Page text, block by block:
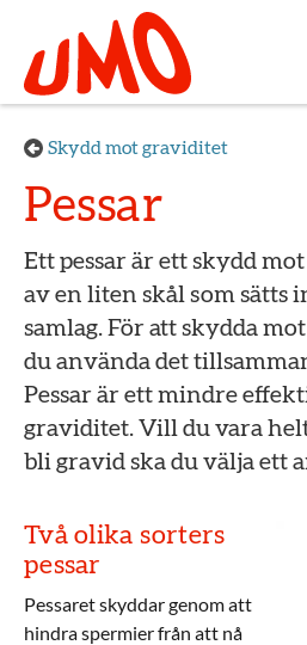
Till startsidan för Umo
Skydd mot graviditet
Pessar
Ett pessar är ett skydd
av en liten skål som sätts
samlag. För att skydda
du använda det
Pessar är ett mindre
graviditet. Vill du vara
bli gravid ska du välja ett
Två olika sorters
pessar
Pessaret skyddar genom att
hindra spermier från att nå